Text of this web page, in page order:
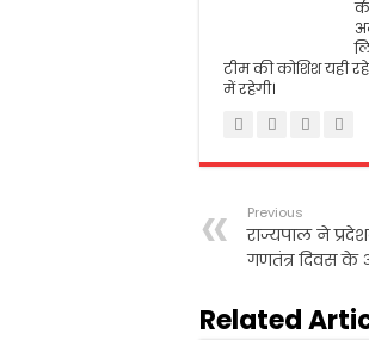
टीम की कोशिश यही
में रहेगी।
Previous
राज्यपाल ने
गणतंत्र दिवस के
Related